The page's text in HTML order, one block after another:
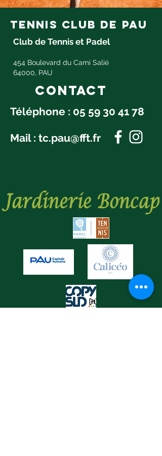
tennis club de pau
Club de Tennis et Padel
454 Boulevard du Cami Salié
64000, PAU
Contact
Téléphone : 05 59 30 41 78
Mail : tc.pau@fft.fr